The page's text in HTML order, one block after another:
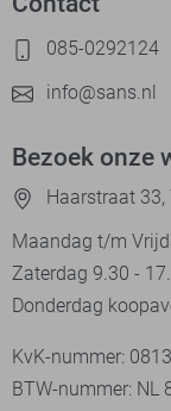
085-0292124
info@sans.nl
Bezoek onze
Haarstraat 33,
Maandag t/m
Zaterdag 9.30 -
Donderdag
KvK-nummer:
BTW-nummer: NL